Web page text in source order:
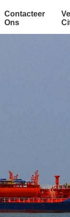
Contacteer
Ons